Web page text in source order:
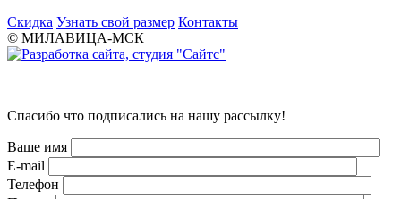
Скидка Узнать свой размер Контакты
© МИЛАВИЦА-МСК
Спасибо что подписались на нашу рассылку!
Ваше имя
E-mail
Телефон